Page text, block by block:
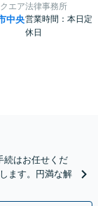
エア法律事務所
中央営業時間：本日定
休日
続はお任せくだ
ます。円満な解